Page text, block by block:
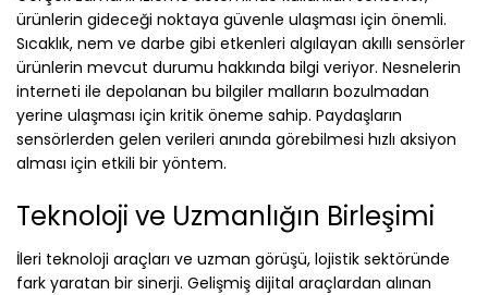
ürünlerin gideceği noktaya güvenle ulaşması için önemli.
Sıcaklık, nem ve darbe gibi etkenleri algılayan akıllı sensörler
ürünlerin mevcut durumu hakkında bilgi veriyor. Nesnelerin
interneti ile depolanan bu bilgiler malların bozulmadan
yerine ulaşması için kritik öneme sahip. Paydaşların
sensörlerden gelen verileri anında görebilmesi hızlı aksiyon
alması için etkili bir yöntem.
Teknoloji ve Uzmanlığın Birleşimi
İleri teknoloji araçları ve uzman görüşü, lojistik sektöründe
fark yaratan bir sinerji. Gelişmiş dijital araçlardan alınan